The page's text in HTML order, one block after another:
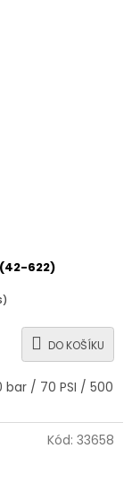
(42-622)
DO KOŠÍKU
bar / 70 PSI / 500
Kód: 33658